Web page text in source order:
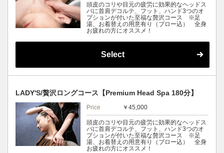
頭皮のコリや目元の疲労に効果的なヘッドス
パに首肩デコルテ、フット、ハンド3つのオ
プションが付いた至福な贅沢コース ※足
湯、お着替えの用意有り（ブロー込） 全身
お疲れの方にオススメ！
Select
LADY'S/贅沢ロングコース【Premium Head Spa 180分】
Price ￥45,000
頭皮のコリや目元の疲労に効果的なヘッドス
パに首肩デコルテ、フット、ハンド3つのオ
プションが付いた至福な贅沢コース ※足
湯、お着替えの用意有り（ブロー込） 全身
お疲れの方にオススメ！